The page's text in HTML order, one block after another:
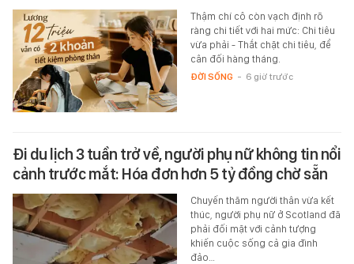
Thậm chí cô còn vạch định rõ
ràng chi tiết với hai mức: Chi tiêu
vừa phải - Thắt chặt chi tiêu, để
cân đối hàng tháng.
ĐỜI SỐNG - 6 giờ trước
Đi du lịch 3 tuần trở về, người phụ nữ không tin nổi
cảnh trước mắt: Hóa đơn hơn 5 tỷ đồng chờ sẵn
Chuyến thăm người thân vừa kết
thúc, người phụ nữ ở Scotland đã
phải đối mặt với cảnh tượng
khiến cuộc sống cả gia đình
đảo…